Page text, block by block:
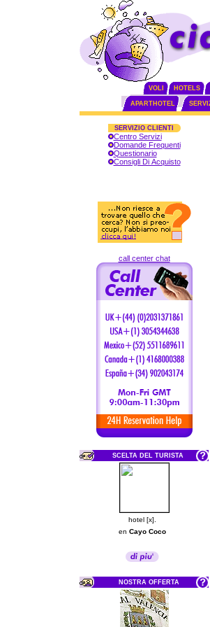
VOLI HOTELS
APARTHOTEL
SERVIZIO CLIENTI
Centro Servizi
Domande Frequenti
Questionario
Consigli Di Acquisto
call center chat
SCELTA DEL TURISTA
hotel [x].
en Cayo Coco
NOSTRA OFFERTA